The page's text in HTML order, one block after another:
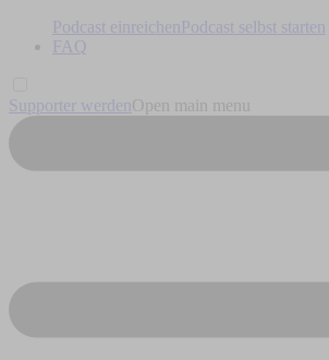
Podcast einreichen
Podcast selbst starten
FAQ
Supporter werden Open main menu